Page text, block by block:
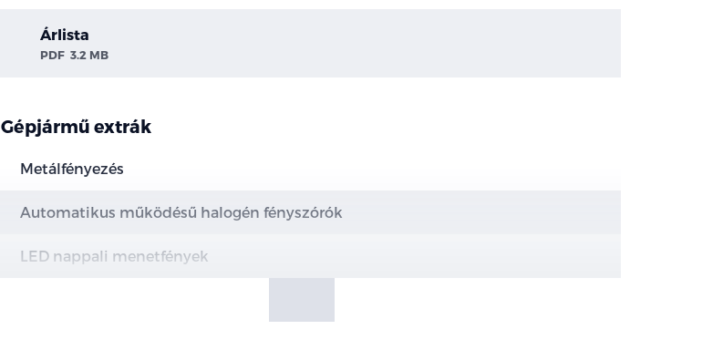
Árlista
PDF 3.2 MB
Gépjármű extrák
Metálfényezés
Automatikus működésű halogén fényszórók
LED nappali menetfények